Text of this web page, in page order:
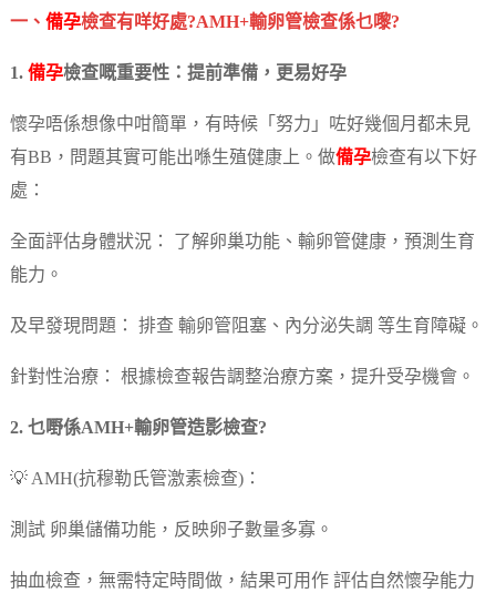
一、 備孕檢查有咩好處?AMH+輸卵管檢查係乜嚟?
1. 備孕檢查嘅重要性：提前準備，更易好孕
懷孕唔係想像中咁簡單，有時候「努力」咗好幾個月都未見
有BB，問題其實可能出喺生殖健康上。做備孕檢查有以下好
處：
全面評估身體狀況： 了解卵巢功能、輸卵管健康，預測生育
能力。
及早發現問題： 排查 輸卵管阻塞、內分泌失調 等生育障礙。
針對性治療： 根據檢查報告調整治療方案，提升受孕機會。
2. 乜嘢係AMH+輸卵管造影檢查?
💡 AMH(抗穆勒氏管激素檢查)：
測試 卵巢儲備功能，反映卵子數量多寡。
抽血檢查，無需特定時間做，結果可用作 評估自然懷孕能力